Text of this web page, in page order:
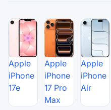
Apple
iPhone
17e
Apple
iPhone
17 Pro
Max
Apple
iPhone
Air